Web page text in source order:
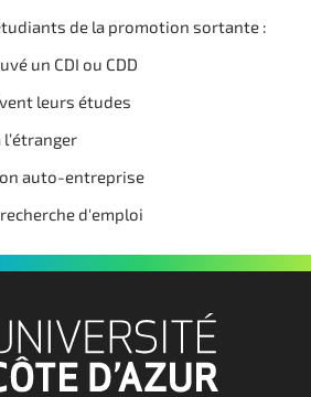
de la promotion sortante :
un CDI ou CDD
leurs études
étranger
auto-entreprise
d'emploi